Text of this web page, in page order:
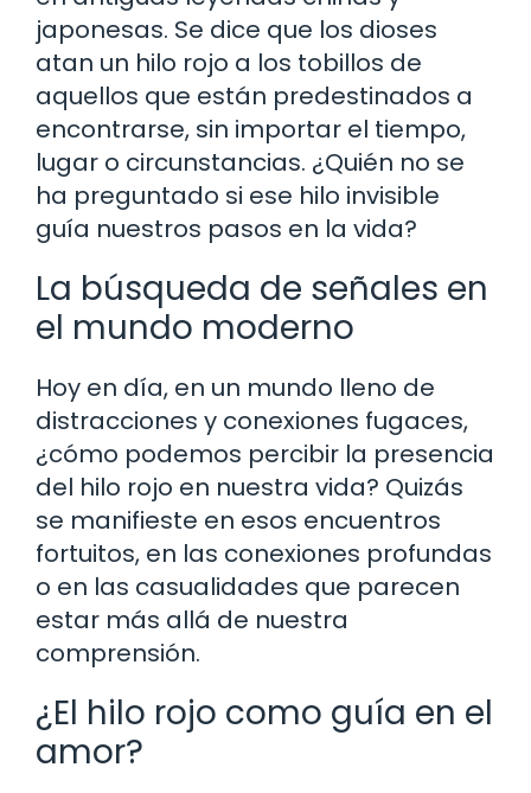
japonesas. Se dice que los dioses
atan un hilo rojo a los tobillos de
aquellos que están predestinados a
encontrarse, sin importar el tiempo,
lugar o circunstancias. ¿Quién no se
ha preguntado si ese hilo invisible
guía nuestros pasos en la vida?
La búsqueda de señales en
el mundo moderno
Hoy en día, en un mundo lleno de
distracciones y conexiones fugaces,
¿cómo podemos percibir la presencia
del hilo rojo en nuestra vida? Quizás
se manifieste en esos encuentros
fortuitos, en las conexiones profundas
o en las casualidades que parecen
estar más allá de nuestra
comprensión.
¿El hilo rojo como guía en el
amor?